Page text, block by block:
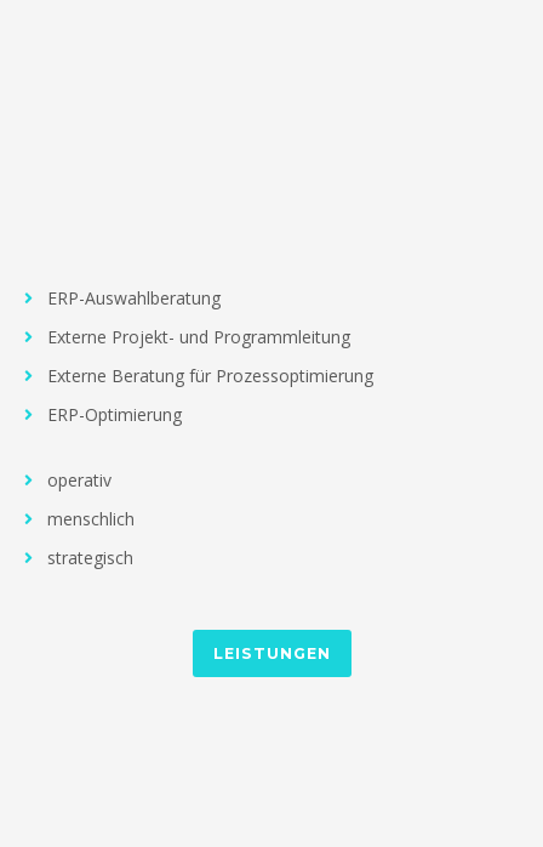
ERP-Auswahlberatung
Externe Projekt- und Programmleitung
Externe Beratung für Prozessoptimierung
ERP-Optimierung
operativ
menschlich
strategisch
LEISTUNGEN